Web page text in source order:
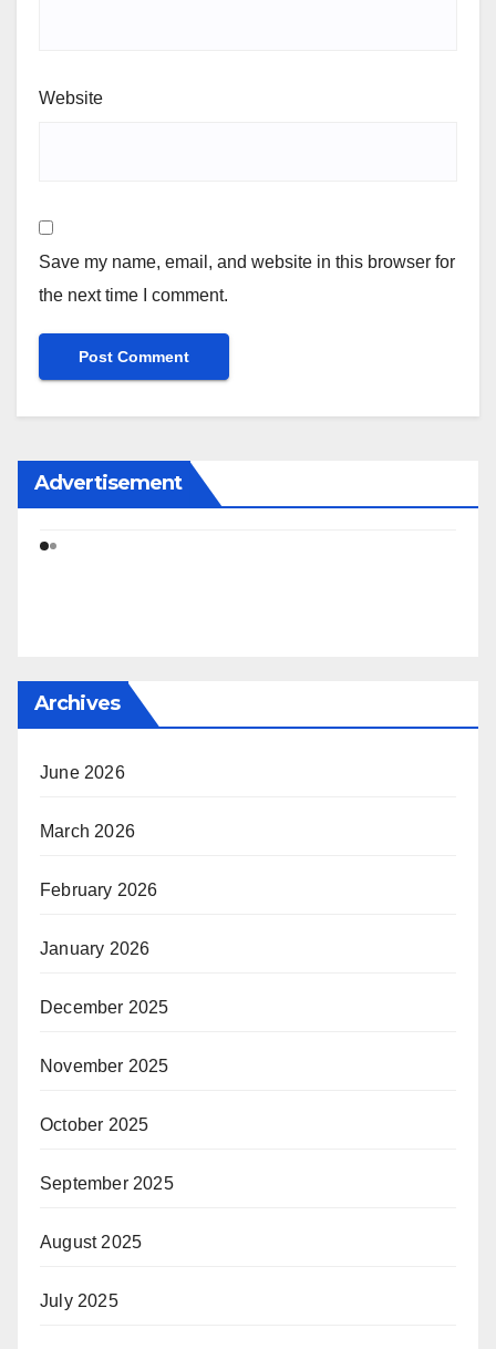
Website
Save my name, email, and website in this browser for
the next time I comment.
Advertisement
Archives
June 2026
March 2026
February 2026
January 2026
December 2025
November 2025
October 2025
September 2025
August 2025
July 2025